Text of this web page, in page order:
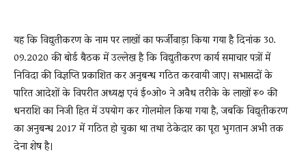
यह कि विद्युतीकरण के नाम पर लाखों का फर्जीवाड़ा किया गया है दिनांक 30.
09.2020 की बोर्ड बैठक में उल्लेख है कि विद्युतीकरण कार्य समाचार पत्रों में
निविदा की विज्ञप्ति प्रकाशित कर अनुबन्ध गठित करवायी जाए। सभासदों के
पारित आदेशों के विपरीत अध्यक्ष एवं ई०ओ० ने अवैध तरीके के लाखों रू० की
धनराशि का निजी हित में उपयोग कर गोलमोल किया गया है, जबकि विद्युतीकरण
का अनुबन्ध 2017 में गठित हो चुका था तथा ठेकेदार का पूरा भुगतान अभी तक
देना शेष है।